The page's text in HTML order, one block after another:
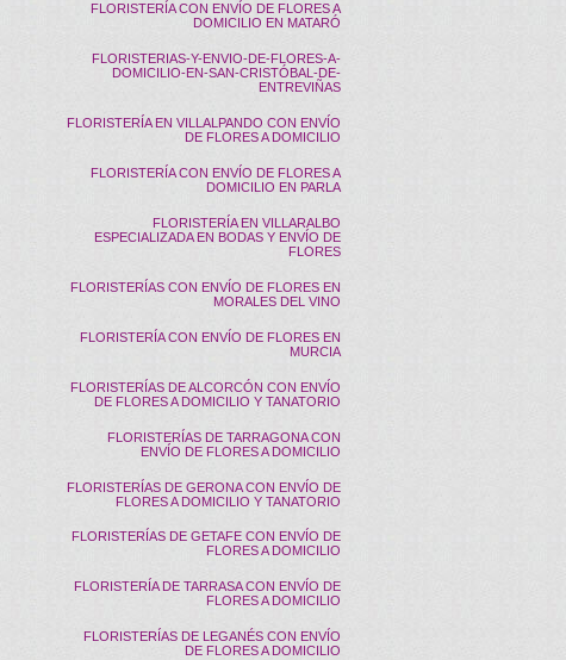
FLORISTERÍA CON ENVÍO DE FLORES A
DOMICILIO EN MATARÓ
FLORISTERIAS-Y-ENVIO-DE-FLORES-A-
DOMICILIO-EN-SAN-CRISTÓBAL-DE-
ENTREVIÑAS
FLORISTERÍA EN VILLALPANDO CON ENVÍO
DE FLORES A DOMICILIO
FLORISTERÍA CON ENVÍO DE FLORES A
DOMICILIO EN PARLA
FLORISTERÍA EN VILLARALBO
ESPECIALIZADA EN BODAS Y ENVÍO DE
FLORES
FLORISTERÍAS CON ENVÍO DE FLORES EN
MORALES DEL VINO
FLORISTERÍA CON ENVÍO DE FLORES EN
MURCIA
FLORISTERÍAS DE ALCORCÓN CON ENVÍO
DE FLORES A DOMICILIO Y TANATORIO
FLORISTERÍAS DE TARRAGONA CON
ENVÍO DE FLORES A DOMICILIO
FLORISTERÍAS DE GERONA CON ENVÍO DE
FLORES A DOMICILIO Y TANATORIO
FLORISTERÍAS DE GETAFE CON ENVÍO DE
FLORES A DOMICILIO
FLORISTERÍA DE TARRASA CON ENVÍO DE
FLORES A DOMICILIO
FLORISTERÍAS DE LEGANÉS CON ENVÍO
DE FLORES A DOMICILIO